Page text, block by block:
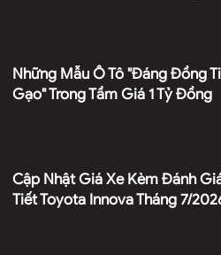
Những Mẫu Ô Tô "đáng Đồng
Gạo" Trong Tầm Giá 1 Tỷ Đồng
Cập Nhật Giá Xe Kèm Đánh
Tiết Toyota Innova Tháng 7/